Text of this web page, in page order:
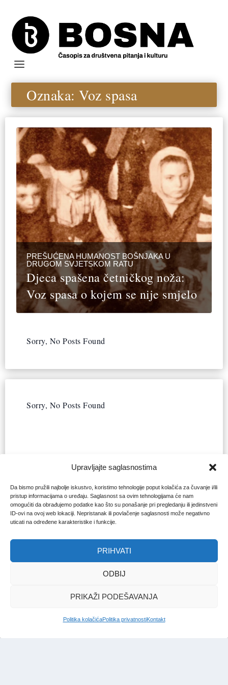
Upravljajte saglasnostima
Da bismo pružili najbolje iskustvo, koristimo tehnologije poput kolačića za čuvanje i/ili
pristup informacijama o uređaju. Saglasnost sa ovim tehnologijama će nam
omogućiti da obrađujemo podatke kao što su ponašanje pri pregledanju ili jedinstveni
ID-ovi na ovoj web lokaciji. Nepristanak ili povlačenje saglasnosti može negativno
uticati na određene karakteristike i funkcije.
PRIHVATI
ODBIJ
PRIKAŽI PODEŠAVANJA
Politika kolačićaPolitika privatnostiKontakt
Oznaka:Voz spasa
PREŠUĆENA HUMANOST BOŠNJAKA U
DRUGOM SVJETSKOM RATU
Djeca spašena četničkog noža:
Voz spasa o kojem se nije smjelo
Sorry, No Posts Found
Sorry, No Posts Found